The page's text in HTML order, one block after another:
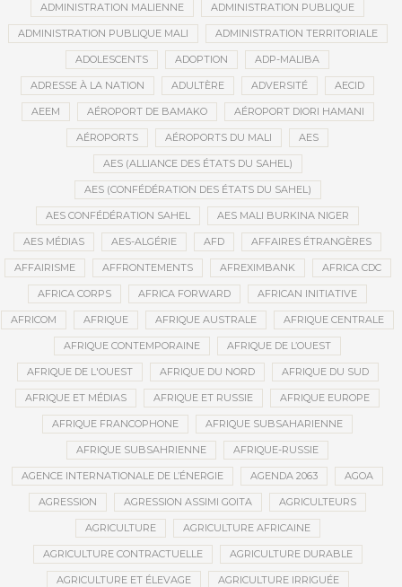
ADMINISTRATION MALIENNE ADMINISTRATION PUBLIQUE
ADMINISTRATION PUBLIQUE MALI ADMINISTRATION TERRITORIALE
ADOLESCENTS ADOPTION ADP-MALIBA
ADRESSE À LA NATION ADULTÈRE ADVERSITÉ AECID
AEEM AÉROPORT DE BAMAKO AÉROPORT DIORI HAMANI
AÉROPORTS AÉROPORTS DU MALI AES
AES (ALLIANCE DES ÉTATS DU SAHEL)
AES (CONFÉDÉRATION DES ÉTATS DU SAHEL)
AES CONFÉDÉRATION SAHEL AES MALI BURKINA NIGER
AES MÉDIAS AES-ALGÉRIE AFD AFFAIRES ÉTRANGÈRES
AFFAIRISME AFFRONTEMENTS AFREXIMBANK AFRICA CDC
AFRICA CORPS AFRICA FORWARD AFRICAN INITIATIVE
AFRICOM AFRIQUE AFRIQUE AUSTRALE AFRIQUE CENTRALE
AFRIQUE CONTEMPORAINE AFRIQUE DE L’OUEST
AFRIQUE DE L'OUEST AFRIQUE DU NORD AFRIQUE DU SUD
AFRIQUE ET MÉDIAS AFRIQUE ET RUSSIE AFRIQUE EUROPE
AFRIQUE FRANCOPHONE AFRIQUE SUBSAHARIENNE
AFRIQUE SUBSAHRIENNE AFRIQUE-RUSSIE
AGENCE INTERNATIONALE DE L’ÉNERGIE AGENDA 2063 AGOA
AGRESSION AGRESSION ASSIMI GOITA AGRICULTEURS
AGRICULTURE AGRICULTURE AFRICAINE
AGRICULTURE CONTRACTUELLE AGRICULTURE DURABLE
AGRICULTURE ET ÉLEVAGE AGRICULTURE IRRIGUÉE